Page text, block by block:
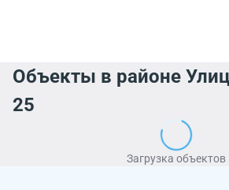
Объекты в районе
25
Загрузка объектов